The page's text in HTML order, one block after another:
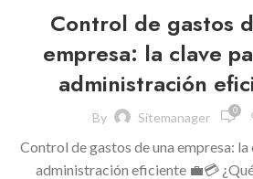
Control de gastos
empresa: la clave
administración
By Sitemanager 0
Control de gastos de una empresa: la
administración eficiente 💼💳